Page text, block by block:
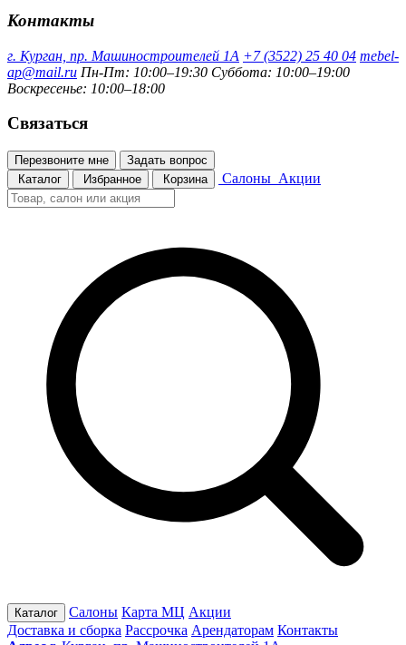
Контакты
г. Курган, пр. Машиностроителей 1А +7 (3522) 25 40 04 mebel-
ap@mail.ru Пн-Пт: 10:00–19:30 Суббота: 10:00–19:00
Воскресенье: 10:00–18:00
Связаться
Перезвоните мне
Задать вопрос
Каталог
Избранное Корзина Салоны Акции
Каталог Салоны Карта МЦ Акции
Доставка и сборка Рассрочка Арендаторам Контакты